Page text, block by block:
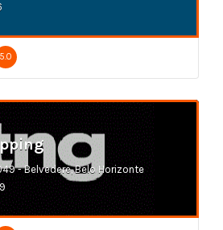
5.0
- Belvedere, Belo Horizonte